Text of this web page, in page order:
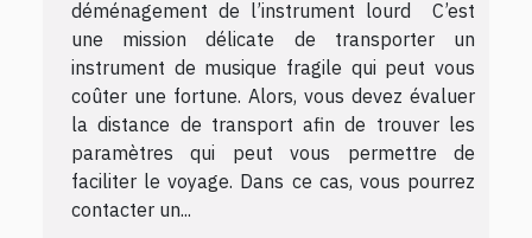
déménagement de l’instrument lourd C’est
une mission délicate de transporter un
instrument de musique fragile qui peut vous
coûter une fortune. Alors, vous devez évaluer
la distance de transport afin de trouver les
paramètres qui peut vous permettre de
faciliter le voyage. Dans ce cas, vous pourrez
contacter un...